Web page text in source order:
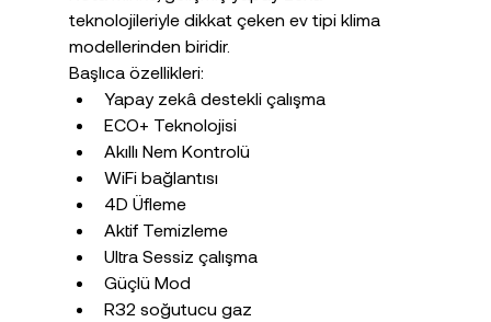
teknolojileriyle dikkat çeken ev tipi klima
modellerinden biridir.
Başlıca özellikleri:
Yapay zekâ destekli çalışma
ECO+ Teknolojisi
Akıllı Nem Kontrolü
WiFi bağlantısı
4D Üfleme
Aktif Temizleme
Ultra Sessiz çalışma
Güçlü Mod
R32 soğutucu gaz